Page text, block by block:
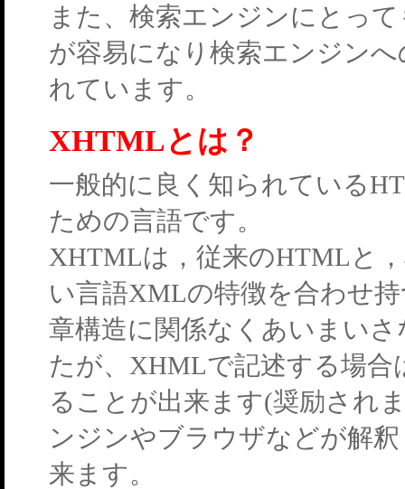
また、検索エンジンにとっ
が容易になり検索エンジン
れています。
XHTMLとは？
一般的に良く知られている
ための言語です。
XHTMLは，従来のHTMLと
い言語XMLの特徴を合わせ
章構造に関係なくあいまい
たが、XHMLで記述する場
ることが出来ます(奨励され
ンジンやブラウザなどが解
来ます。